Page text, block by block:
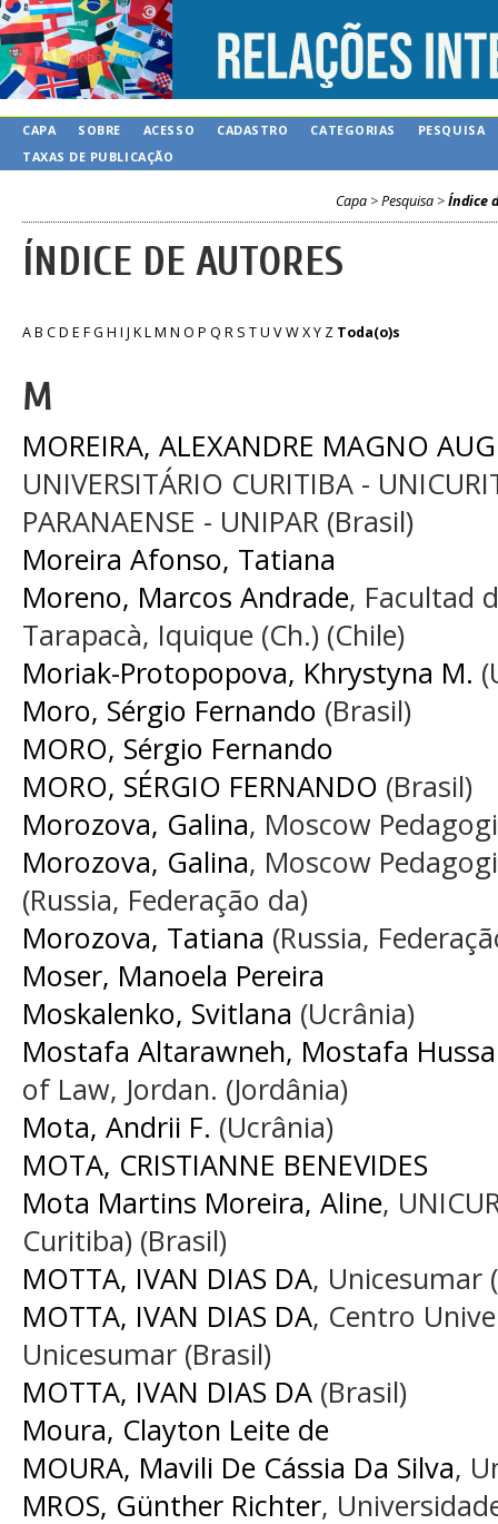
CAPA SOBRE ACESSO CADASTRO CATEGORIAS
PESQUISA
TAXAS DE PUBLICAÇÃO
Capa>Pesquisa>Índice
ÍNDICE DE AUTORES
AB CD E FG H I J KLM N O P Q R S TU VWXY Z Toda(o)s
M
MOREIRA, ALEXANDRE MAGNO
UNIVERSITÁRIO CURITIBA -
PARANAENSE - UNIPAR (Brasil)
Moreira Afonso, Tatiana
Moreno, Marcos Andrade, Facultad
Tarapacà, Iquique (Ch.) (Chile)
Moriak-Protopopova, Khrystyna M.
Moro, Sérgio Fernando (Brasil)
MORO, Sérgio Fernando
MORO, SÉRGIO FERNANDO (Brasil)
Morozova, Galina, Moscow
Morozova, Galina, Moscow
(Russia, Federação da)
Morozova, Tatiana (Russia,
Moser, Manoela Pereira
Moskalenko, Svitlana (Ucrânia)
Mostafa Altarawneh, Mostafa
of Law, Jordan. (Jordânia)
Mota, Andrii F. (Ucrânia)
MOTA, CRISTIANNE BENEVIDES
Mota Martins Moreira, Aline,
Curitiba) (Brasil)
MOTTA, IVAN DIAS DA, Unicesumar
MOTTA, IVAN DIAS DA, Centro
Unicesumar (Brasil)
MOTTA, IVAN DIAS DA (Brasil)
Moura, Clayton Leite de
MOURA, Mavili De Cássia Da Silva,
MROS, Günther Richter,